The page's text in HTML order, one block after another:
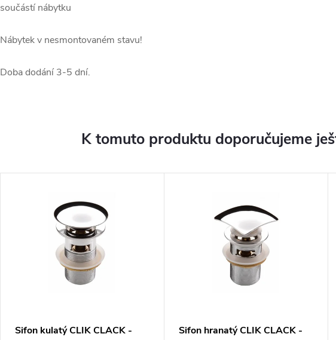
součástí nábytku
Nábytek v nesmontovaném stavu!
Doba dodání 3-5 dní.
K tomuto produktu doporučujeme
Sifon kulatý CLIK CLACK -
Sifon hranatý CLIK CLACK -